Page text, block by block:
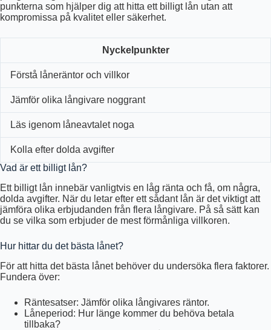
punkterna som hjälper dig att hitta ett billigt lån utan att
kompromissa på kvalitet eller säkerhet.
Nyckelpunkter
Förstå låneräntor och villkor
Jämför olika långivare noggrant
Läs igenom låneavtalet noga
Kolla efter dolda avgifter
Vad är ett billigt lån?
Ett billigt lån innebär vanligtvis en låg ränta och få, om några,
dolda avgifter. När du letar efter ett sådant lån är det viktigt att
jämföra olika erbjudanden från flera långivare. På så sätt kan
du se vilka som erbjuder de mest förmånliga villkoren.
Hur hittar du det bästa lånet?
För att hitta det bästa lånet behöver du undersöka flera faktorer.
Fundera över:
Räntesatser: Jämför olika långivares räntor.
Låneperiod: Hur länge kommer du behöva betala
tillbaka?